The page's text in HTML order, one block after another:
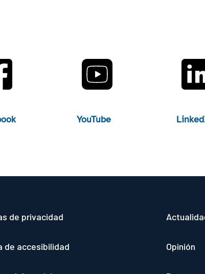
YouTube
de privacidad
de accesibilidad Opinión